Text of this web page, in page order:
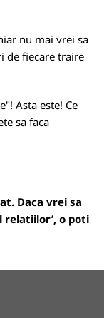
nu mai vrei sa
de fiecare traire
Asta este! Ce
sa faca
Daca vrei sa
relatiilor’, o poti